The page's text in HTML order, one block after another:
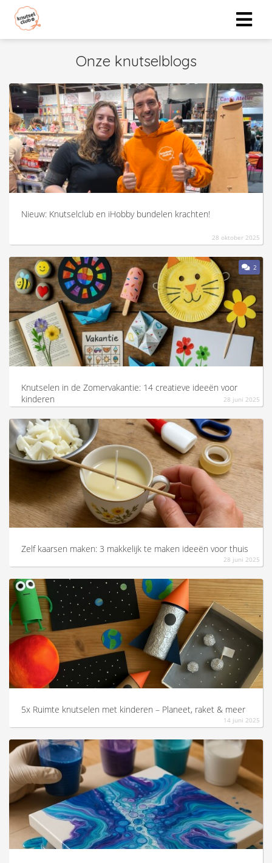
Onze knutselblogs
Nieuw: Knutselclub en iHobby bundelen krachten!
28 oktober 2025
2
Knutselen in de Zomervakantie: 14 creatieve ideeën voor
kinderen
28 juni 2025
Zelf kaarsen maken: 3 makkelijk te maken ideeën voor thuis
28 juni 2025
5x Ruimte knutselen met kinderen – Planeet, raket & meer
14 juni 2025